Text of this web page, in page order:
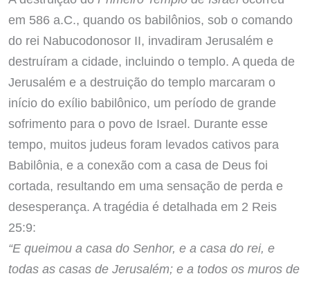
em 586 a.C., quando os babilônios, sob o comando
do rei Nabucodonosor II, invadiram Jerusalém e
destruíram a cidade, incluindo o templo. A queda de
Jerusalém e a destruição do templo marcaram o
início do exílio babilônico, um período de grande
sofrimento para o povo de Israel. Durante esse
tempo, muitos judeus foram levados cativos para
Babilônia, e a conexão com a casa de Deus foi
cortada, resultando em uma sensação de perda e
desesperança. A tragédia é detalhada em 2 Reis
25:9:
“E queimou a casa do Senhor, e a casa do rei, e
todas as casas de Jerusalém; e a todos os muros de